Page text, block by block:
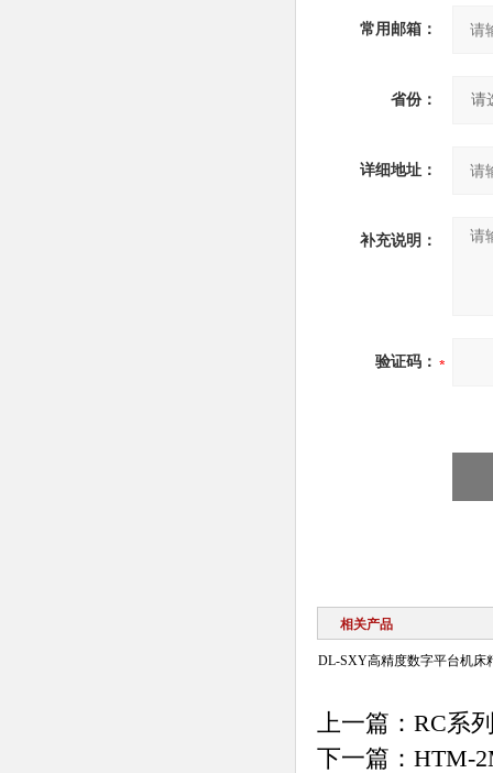
常用邮箱：
省份：
详细地址：
补充说明：
验证码：
相关产品
DL-SXY高精度数字平台机床
上一篇： RC系
下一篇： HTM-